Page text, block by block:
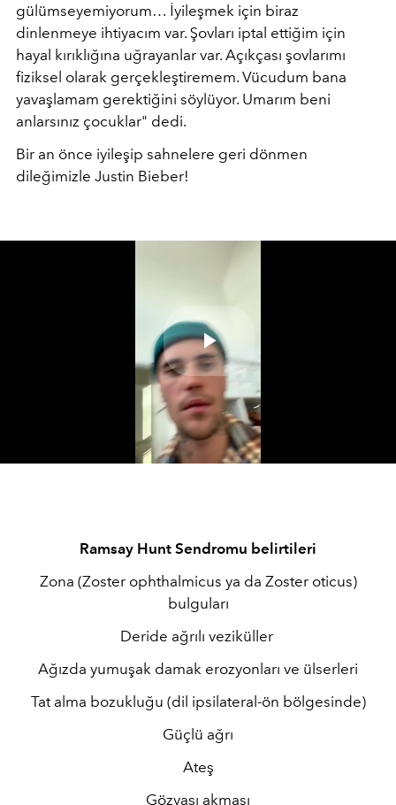
gülümseyemiyorum… İyileşmek için biraz
dinlenmeye ihtiyacım var. Şovları iptal ettiğim için
hayal kırıklığına uğrayanlar var. Açıkçası şovlarımı
fiziksel olarak gerçekleştiremem. Vücudum bana
yavaşlamam gerektiğini söylüyor. Umarım beni
anlarsınız çocuklar" dedi.
Bir an önce iyileşip sahnelere geri dönmen
dileğimizle Justin Bieber!
Play
Video
Ramsay Hunt Sendromu belirtileri
Zona (Zoster ophthalmicus ya da Zoster oticus)
bulguları
Deride ağrılı veziküller
Ağızda yumuşak damak erozyonları ve ülserleri
Tat alma bozukluğu (dil ipsilateral-ön bölgesinde)
Güçlü ağrı
Ateş
Gözyaşı akması